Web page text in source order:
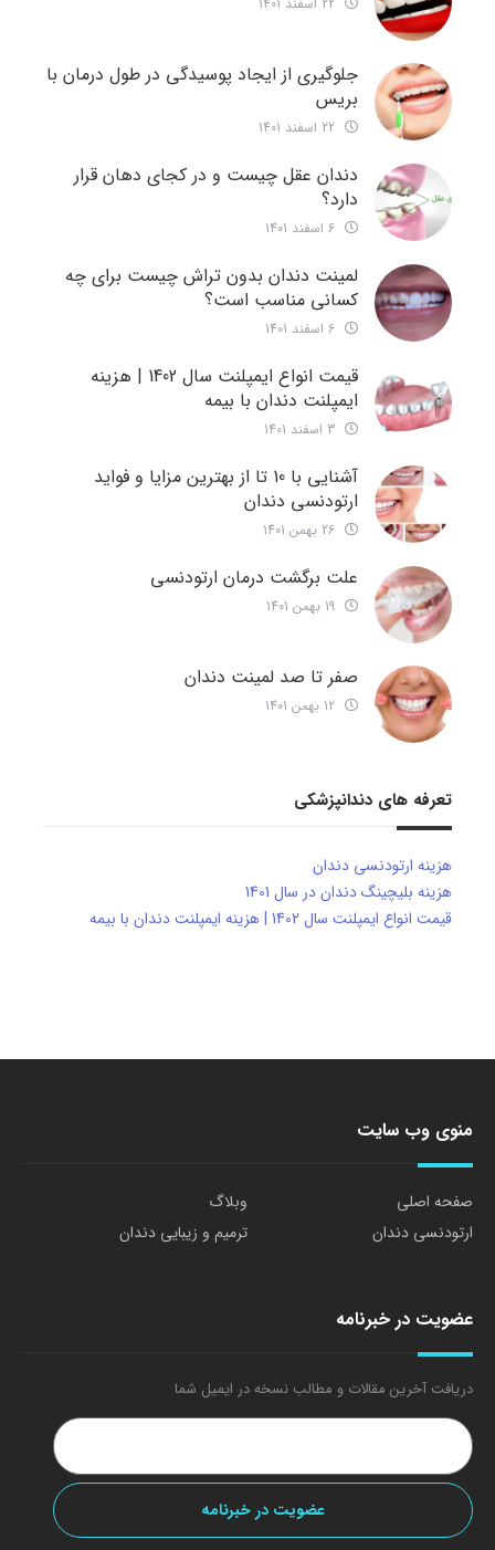
جلوگیری از ایجاد پوسیدگی در طول درمان با
بریس
دندان عقل چیست و در کجای دهان قرار
دارد؟
لمینت دندان بدون تراش چیست برای چه
کسانی مناسب است؟
قیمت انواع ایمپلنت سال 1402 | هزینه
ایمپلنت دندان با بیمه
آشنایی با 10 تا از بهترین مزایا و فواید
ارتودنسی دندان
علت برگشت درمان ارتودنسی
صفر تا صد لمینت دندان
تعرفه های دندانپزشکی
هزینه ارتودنسی دندان
هزینه بلیچینگ دندان در سال 1401
قیمت انواع ایمپلنت سال 1402 | هزینه ایمپلنت دندان با بیمه
منوی وب سایت
صفحه اصلی
وبلاگ
ارتودنسی دندان
ترمیم و زیبایی دندان
عضویت در خبرنامه
دریافت آخرین مقالات و مطالب نسخه در ایمیل شما